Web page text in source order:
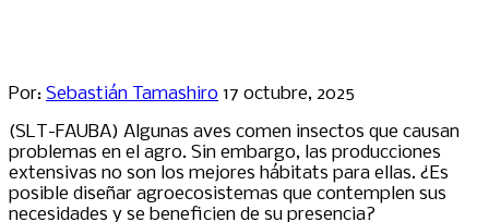
Por: Sebastián Tamashiro 17 octubre, 2025
(SLT-FAUBA) Algunas aves comen insectos que causan
problemas en el agro. Sin embargo, las producciones
extensivas no son los mejores hábitats para ellas. ¿Es
posible diseñar agroecosistemas que contemplen sus
necesidades y se beneficien de su presencia?